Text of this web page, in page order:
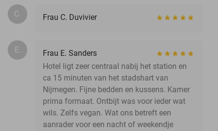
C. Frau C. Duvivier
E.
Frau E. Sanders
Hotel ligt zeer centraal nabij het station en
ca 15 minuten van het stadshart van
Nijmegen. Fijne bedden en kussens. Kamer
prima formaat. Ontbijt was voor ieder wat
wils. Zelfs vegan. Wat ons betreft een
aanrader voor een nacht of weekendje